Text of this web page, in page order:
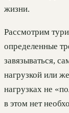
жизни.
Рассмотрим
определенные
завязываться,
нагрузкой или
нагрузках не
в этом нет